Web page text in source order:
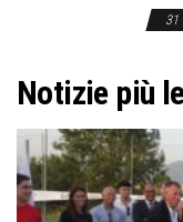
31
Notizie più